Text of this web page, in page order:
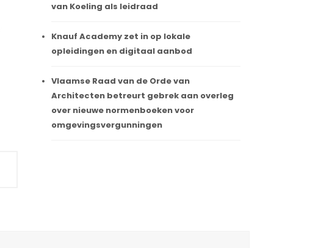
van Koeling als leidraad
Knauf Academy zet in op lokale
opleidingen en digitaal aanbod
Vlaamse Raad van de Orde van
Architecten betreurt gebrek aan overleg
over nieuwe normenboeken voor
omgevingsvergunningen